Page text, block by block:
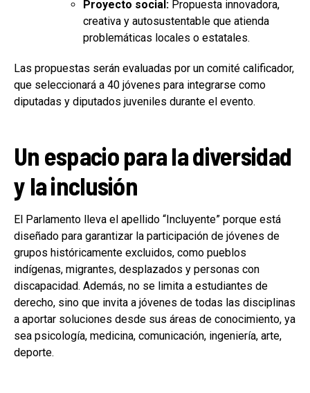
Proyecto social: Propuesta innovadora,
creativa y autosustentable que atienda
problemáticas locales o estatales.
Las propuestas serán evaluadas por un comité calificador,
que seleccionará a 40 jóvenes para integrarse como
diputadas y diputados juveniles durante el evento.
Un espacio para la diversidad
y la inclusión
El Parlamento lleva el apellido “Incluyente” porque está
diseñado para garantizar la participación de jóvenes de
grupos históricamente excluidos, como pueblos
indígenas, migrantes, desplazados y personas con
discapacidad. Además, no se limita a estudiantes de
derecho, sino que invita a jóvenes de todas las disciplinas
a aportar soluciones desde sus áreas de conocimiento, ya
sea psicología, medicina, comunicación, ingeniería, arte,
deporte.